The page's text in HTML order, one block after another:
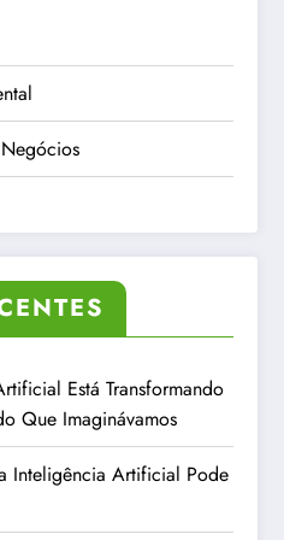
Está Transformando
Que Imaginávamos
Inteligência Artificial Pode